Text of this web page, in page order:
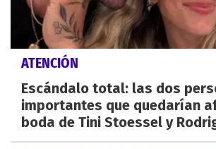
ATENCIÓN
Escándalo total: las dos
importantes que quedarían
boda de Tini Stoessel y